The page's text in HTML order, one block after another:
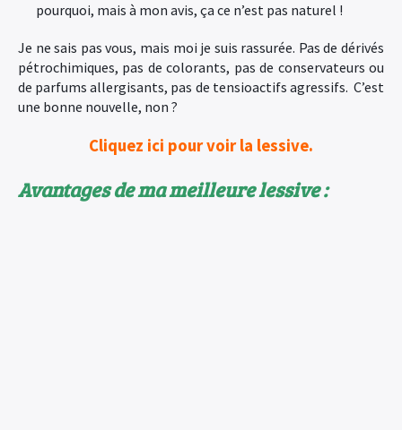
pourquoi, mais à mon avis, ça ce n’est pas naturel !
Je ne sais pas vous, mais moi je suis rassurée. Pas de dérivés
pétrochimiques, pas de colorants, pas de conservateurs ou
de parfums allergisants, pas de tensioactifs agressifs. C’est
une bonne nouvelle, non ?
Cliquez ici pour voir la lessive.
Avantages de ma meilleure lessive :